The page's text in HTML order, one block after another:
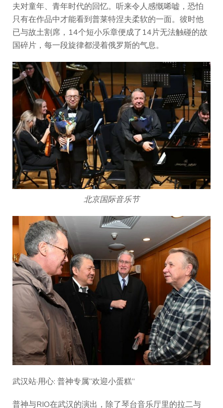
夫对童年、青年时代的回忆。听来令人感慨唏嘘，恐怕
只有在作品中才能看到普莱特涅夫柔软的一面。彼时他
已与故土割席，14个短小乐章便成了14片无法触碰的故
国碎片，每一段旋律都浸着俄罗斯的气息。
北京国际音乐节
武汉站·用心: 普神专属“欢迎小蛋糕”
普神与RIO在武汉的演出，除了琴台音乐厅里的拉二与